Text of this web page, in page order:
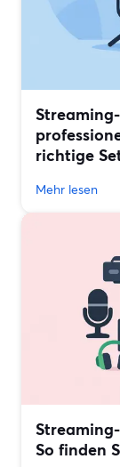
richtige
Mehr lesen
So finden